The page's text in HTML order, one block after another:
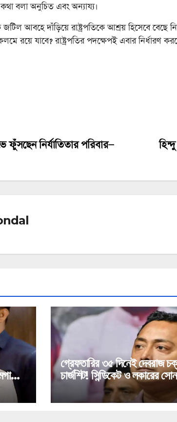
বলা অনুচিত এবং অন্যায্য।
আবহে দাঁড়িয়ে রাষ্ট্রপতিকে আশ্রয় হিসেবে বেছে
রয়ে যাবে? রাষ্ট্রপতির পদক্ষেপই এবার
নির্যাতিতার পরিবার—
গ্রেফতারির ৩৫ দিনেই দেবরাজ
চার্জশিট! সিন্ডিকেট ও লকারের
উল্লেখ!